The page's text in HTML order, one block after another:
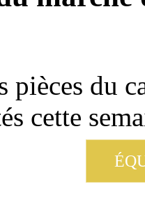
pièces du
cette